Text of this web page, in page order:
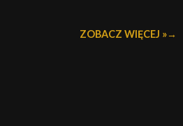
ZOBACZ WIĘCEJ »